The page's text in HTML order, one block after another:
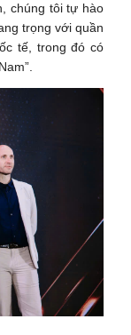
chúng tôi tự hào
trọng với quần
tế, trong đó có